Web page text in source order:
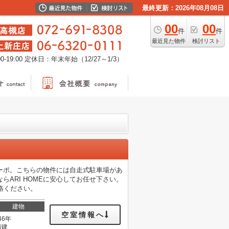
最終更新：2026年08月08日
00件
最近見た物件
00件
検討リスト
19:00 定休日：年末年始（12/27～1/3）
。こちらの物件には自走式駐車場があ
ARI HOMEに安心してお任せ下さい。
ださい。
建物
年
建
空室情報へ